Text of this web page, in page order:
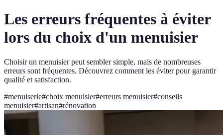
Les erreurs fréquentes à éviter
lors du choix d'un menuisier
Choisir un menuisier peut sembler simple, mais de nombreuses
erreurs sont fréquentes. Découvrez comment les éviter pour garantir
qualité et satisfaction.
#menuiserie#choix menuisier#erreurs menuisier#conseils
menuisier#artisan#rénovation